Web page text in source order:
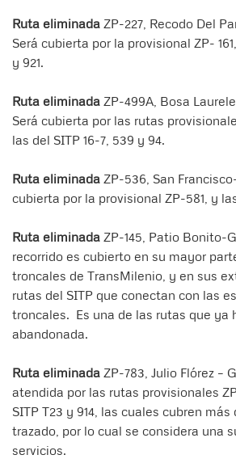
Ruta eliminada ZP-227, Recodo Del
Será cubierta por la provisional ZP-
y 921.
Ruta eliminada ZP-499A, Bosa
Será cubierta por las rutas
las del SITP 16-7, 539 y 94.
Ruta eliminada ZP-536, San
cubierta por la provisional ZP-581, y
Ruta eliminada ZP-145, Patio Bonito-
recorrido es cubierto en su mayor
troncales de TransMilenio, y en sus
rutas del SITP que conectan con las
troncales. Es una de las rutas que ya
abandonada.
Ruta eliminada ZP-783, Julio Flórez –
atendida por las rutas provisionales
SITP T23 y 914, las cuales cubren más
trazado, por lo cual se considera una
servicios.